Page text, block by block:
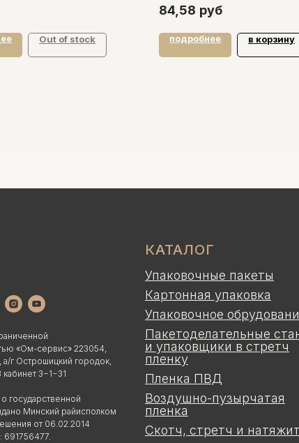
Out of stock
84,58 руб
подробнее в корзину
«Ом-сервис» 223054,
а/г Острошицкий городок,
кабинет 3−1−31
государственной
Минский райисполком
от 06.02.2014
КАТАЛОГ
Упаковочные пакеты
Картонная упаковка
Упаковочное
Пакетоделательные
и упаковщики в стретч
пленку
Пленка ПВД
Воздушно-пузырчатая
пленка
Скотч, стретч и